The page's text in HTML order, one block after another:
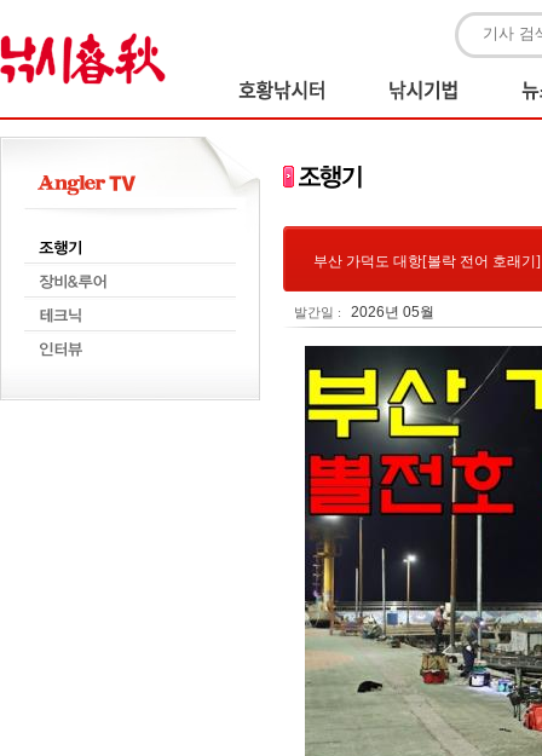
부산 가덕도 대항[볼락 전어 호래기]
발간일 : 2026년 05월